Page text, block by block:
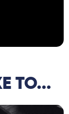
TO...